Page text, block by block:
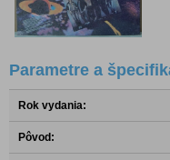
Parametre a
Rok vydania:
Pôvod: